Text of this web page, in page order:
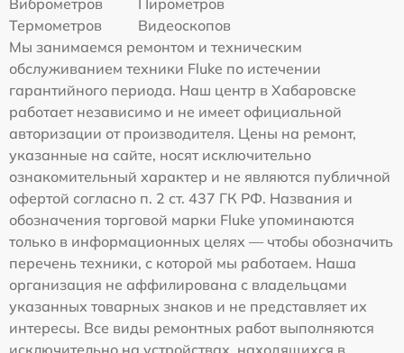
Виброметров
Пирометров
Термометров
Видеоскопов
Мы занимаемся ремонтом и техническим
обслуживанием техники Fluke по истечении
гарантийного периода. Наш центр в Хабаровске
работает независимо и не имеет официальной
авторизации от производителя. Цены на ремонт,
указанные на сайте, носят исключительно
ознакомительный характер и не являются публичной
офертой согласно п. 2 ст. 437 ГК РФ. Названия и
обозначения торговой марки Fluke упоминаются
только в информационных целях — чтобы обозначить
перечень техники, с которой мы работаем. Наша
организация не аффилирована с владельцами
указанных товарных знаков и не представляет их
интересы. Все виды ремонтных работ выполняются
исключительно на устройствах, находящихся в